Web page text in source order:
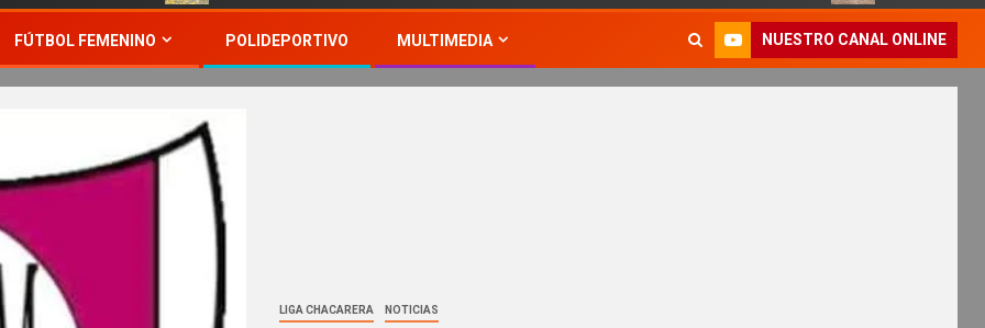
FÚTBOL FEMENINO POLIDEPORTIVO MULTIMEDIA NUESTRO CANAL ONLINE
LIGA CHACARERA NOTICIAS